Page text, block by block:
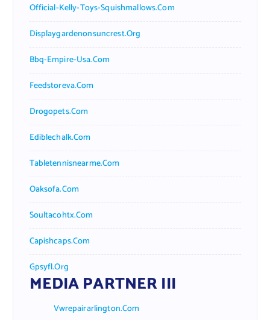
Official-Kelly-Toys-Squishmallows.com
Displaygardenonsuncrest.org
Bbq-Empire-Usa.com
Feedstoreva.com
Drogopets.com
Ediblechalk.com
Tabletennisnearme.com
Oaksofa.com
Soultacohtx.com
Capishcaps.com
Gpsyfl.org
MEDIA PARTNER III
Vwrepairarlington.com